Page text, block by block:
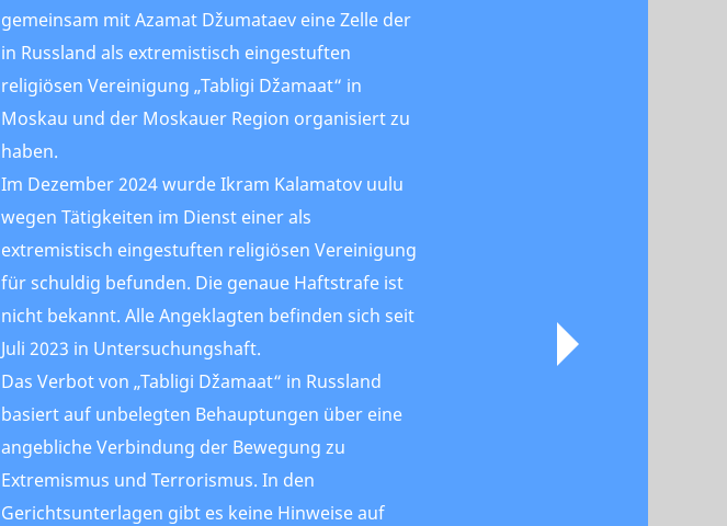
gemeinsam mit Azamat Džumataev eine Zelle der
in Russland als extremistisch eingestuften
religiösen Vereinigung „Tabligi Džamaat“ in
Moskau und der Moskauer Region organisiert zu
haben.
Im Dezember 2024 wurde Ikram Kalamatov uulu
wegen Tätigkeiten im Dienst einer als
extremistisch eingestuften religiösen Vereinigung
für schuldig befunden. Die genaue Haftstrafe ist
nicht bekannt. Alle Angeklagten befinden sich seit
Juli 2023 in Untersuchungshaft.
Das Verbot von „Tabligi Džamaat“ in Russland
basiert auf unbelegten Behauptungen über eine
angebliche Verbindung der Bewegung zu
Extremismus und Terrorismus. In den
Gerichtsunterlagen gibt es keine Hinweise auf